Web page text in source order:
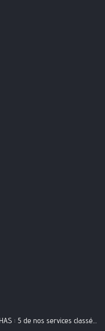
Evaluation HAS : 5 de nos services classés A